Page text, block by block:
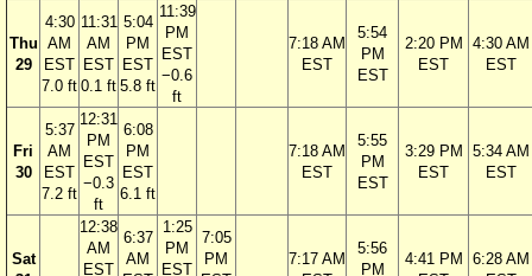
Thu
29
4:30
AM
EST
7.0 ft
11:31
AM
EST
0.1 ft
5:04
PM
EST
5.8 ft
11:39
PM
EST
−0.6
ft
7:18 AM
EST
5:54
PM
EST
2:20 PM
EST
4:30 AM
EST
Fri
30
5:37
AM
EST
7.2 ft
12:31
PM
EST
−0.3
ft
6:08
PM
EST
6.1 ft
7:18 AM
EST
5:55
PM
EST
3:29 PM
EST
5:34 AM
EST
Sat
12:38
AM
EST
6:37
AM
1:25
PM
EST
7:05
PM
7:17 AM
5:56
PM
4:41 PM
6:28 AM